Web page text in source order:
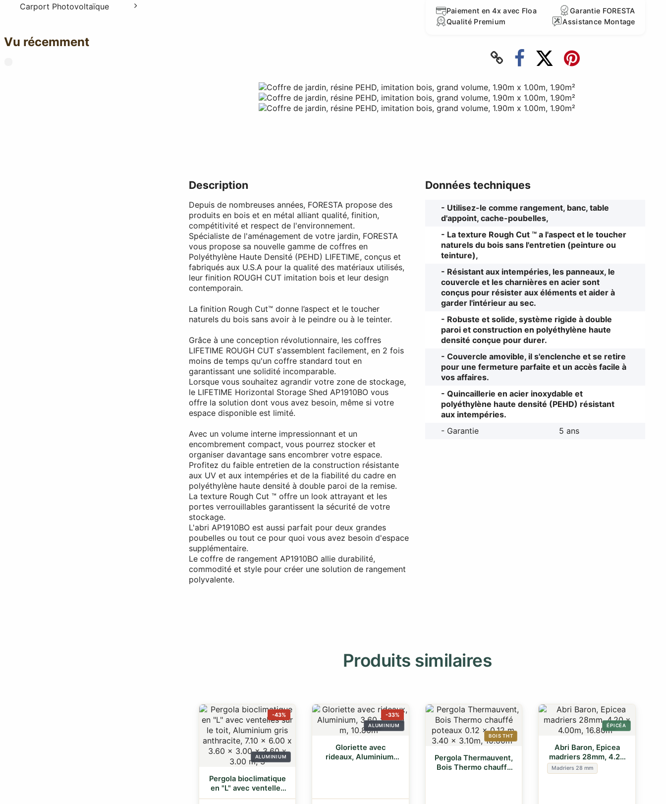
Carport Photovoltaïque
Vu récemment
Paiement en 4x avec Floa
Garantie FORESTA
Qualité Premium
Assistance Montage
Description
Depuis de nombreuses années, FORESTA propose des
produits en bois et en métal alliant qualité, finition,
compétitivité et respect de l'environnement.
Spécialiste de l'aménagement de votre jardin, FORESTA
vous propose sa nouvelle gamme de coffres en
Polyéthylène Haute Densité (PEHD) LIFETIME, conçus et
fabriqués aux U.S.A pour la qualité des matériaux utilisés,
leur finition ROUGH CUT imitation bois et leur design
contemporain.
La finition Rough Cut™ donne l’aspect et le toucher
naturels du bois sans avoir à le peindre ou à le teinter.
Grâce à une conception révolutionnaire, les coffres
LIFETIME ROUGH CUT s'assemblent facilement, en 2 fois
moins de temps qu'un coffre standard tout en
garantissant une solidité incomparable.
Lorsque vous souhaitez agrandir votre zone de stockage,
le LIFETIME Horizontal Storage Shed AP1910BO vous
offre la solution dont vous avez besoin, même si votre
espace disponible est limité.
Avec un volume interne impressionnant et un
encombrement compact, vous pourrez stocker et
organiser davantage sans encombrer votre espace.
Profitez du faible entretien de la construction résistante
aux UV et aux intempéries et de la fiabilité du cadre en
polyéthylène haute densité à double paroi de la remise.
La texture Rough Cut ™ offre un look attrayant et les
portes verrouillables garantissent la sécurité de votre
stockage.
L'abri AP1910BO est aussi parfait pour deux grandes
poubelles ou tout ce pour quoi vous avez besoin d'espace
supplémentaire.
Le coffre de rangement AP1910BO allie durabilité,
commodité et style pour créer une solution de rangement
polyvalente.
Données techniques
- Utilisez-le comme rangement, banc, table
d'appoint, cache-poubelles,
- La texture Rough Cut ™ a l'aspect et le toucher
naturels du bois sans l'entretien (peinture ou
teinture),
- Résistant aux intempéries, les panneaux, le
couvercle et les charnières en acier sont
conçus pour résister aux éléments et aider à
garder l'intérieur au sec.
- Robuste et solide, système rigide à double
paroi et construction en polyéthylène haute
densité conçue pour durer.
- Couvercle amovible, il s'enclenche et se retire
pour une fermeture parfaite et un accès facile à
vos affaires.
- Quincaillerie en acier inoxydable et
polyéthylène haute densité (PEHD) résistant
aux intempéries.
- Garantie
5 ans
Produits similaires
-43%
ALUMINIUM
Pergola bioclimatique
en "L" avec ventelles
sur le t…
-33%
ALUMINIUM
Gloriette avec
rideaux, Aluminium,
BOIS THT
Pergola Thermauvent,
Bois Thermo chauffé
ÉPICÉA
Abri Baron, Epicea
madriers 28mm, 4.20
x 4.00m, 16.80m²
Madriers 28 mm